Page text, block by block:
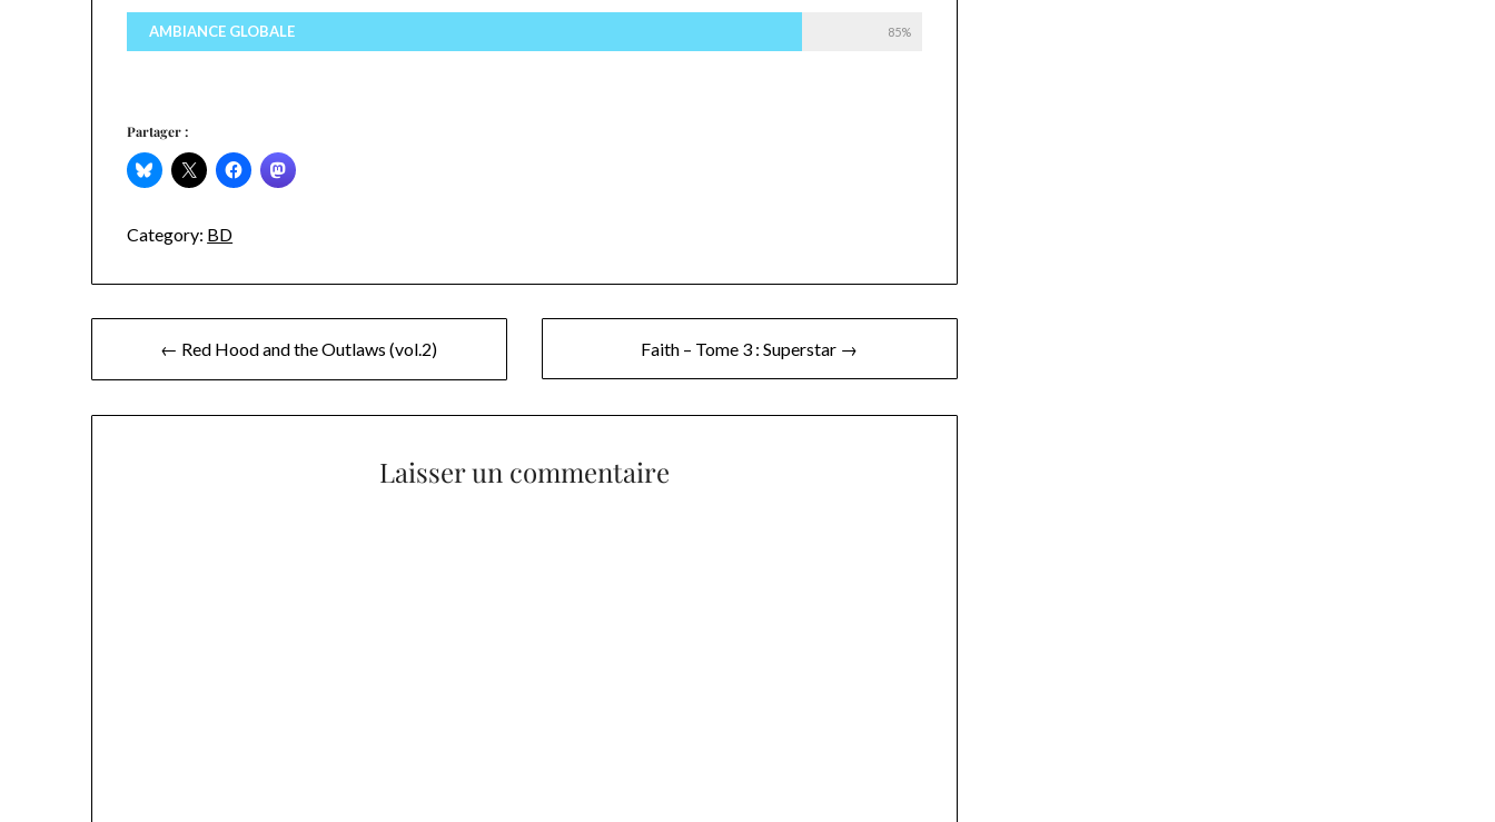
AMBIANCE GLOBALE 85%
Partager :
Category: BD
Navigation
de
l’article
← Red Hood and the Outlaws (vol.2) Faith – Tome 3 : Superstar →
Laisser un commentaire